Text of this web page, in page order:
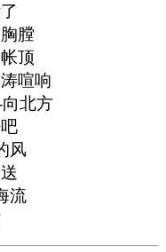
膛
顶
喧响
风
流